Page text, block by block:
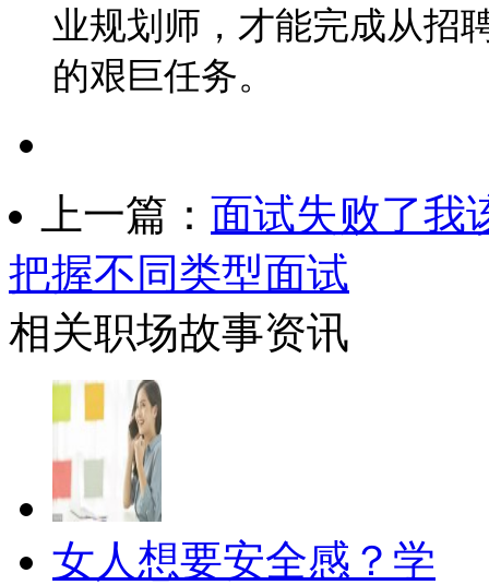
业规划师，才能完成从招
的艰巨任务。
上一篇： 面试失败了我
把握不同类型面试
相关职场故事资讯
女人想要安全感？学